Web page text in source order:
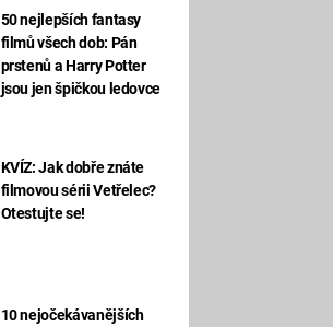
50 nejlepších fantasy
filmů všech dob: Pán
prstenů a Harry Potter
jsou jen špičkou ledovce
KVÍZ: Jak dobře znáte
filmovou sérii Vetřelec?
Otestujte se!
10 nejočekávanějších